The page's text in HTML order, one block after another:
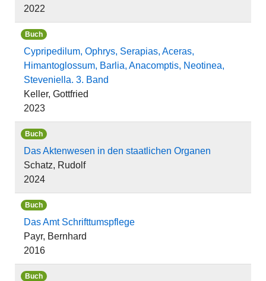
2022
Buch
Cypripedilum, Ophrys, Serapias, Aceras,
Himantoglossum, Barlia, Anacomptis, Neotinea,
Steveniella. 3. Band
Keller, Gottfried
2023
Buch
Das Aktenwesen in den staatlichen Organen
Schatz, Rudolf
2024
Buch
Das Amt Schrifttumspflege
Payr, Bernhard
2016
Buch